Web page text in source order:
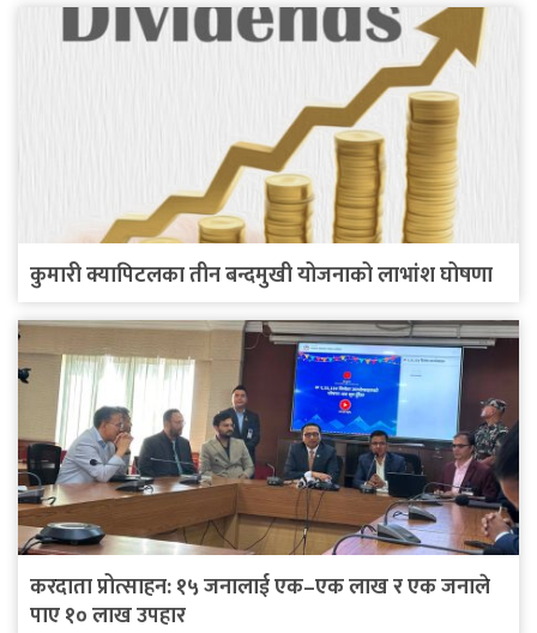
कुमारी क्यापिटलका तीन बन्दमुखी योजनाको लाभांश घोषणा
करदाता प्रोत्साहन: १५ जनालाई एक–एक लाख र एक जनाले
पाए १० लाख उपहार